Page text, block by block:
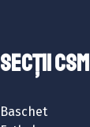
SECȚII CSM
Baschet